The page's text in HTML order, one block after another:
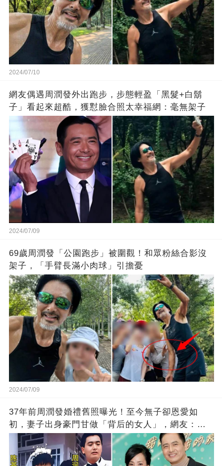
2024/07/10
網友偶遇周潤發外出跑步，步態輕盈「黑髮+白鬍
子」看起來超酷，獲懟臉合照太幸福網：毫無架子
2024/07/09
69歲周潤發「公園跑步」被圍觀！和眾粉絲合影沒
架子，「手臂長滿小肉球」引擔憂
2024/07/09
37年前周潤發婚禮舊照曝光！至今無子卻恩愛如
初，妻子出身豪門甘做「背后的女人」，網友：這
才是愛情該有的樣子